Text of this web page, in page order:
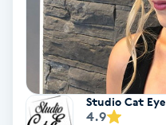
Käkledsbehandling
Kärlbehandling
Studio Cat Eye
4.9